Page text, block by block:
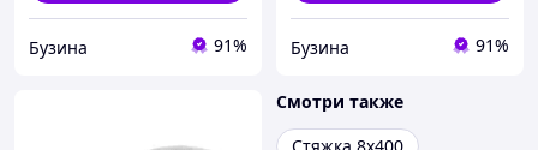
Бузина 91% Бузина 91%
Смотри также